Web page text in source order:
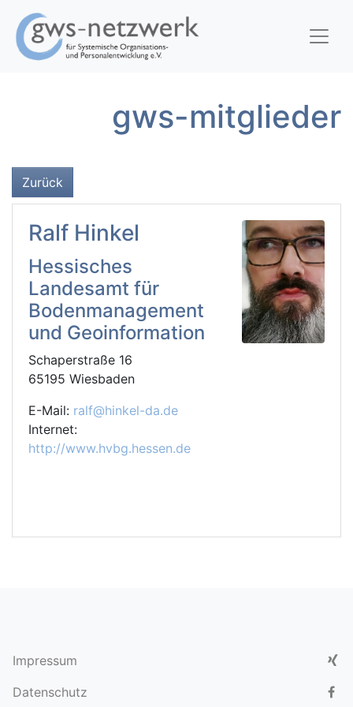
gws-mitglieder
Zurück
Ralf Hinkel
Hessisches
Landesamt für
Bodenmanagement
und Geoinformation
Schaperstraße 16
65195 Wiesbaden
E-Mail: ralf@hinkel-da.de
Internet:
http://www.hvbg.hessen.de
Impressum
Datenschutz